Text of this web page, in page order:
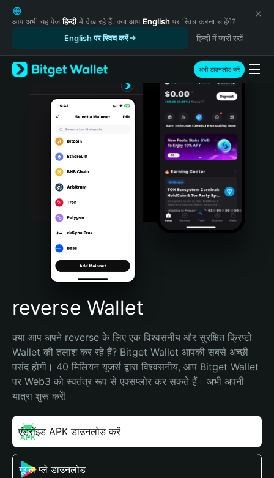
English
日本語
Русский
Español (Latinoamérica)
Türkçe
Português (Portugal)
Bahasa Indonesia
Português (Brasil)
Español (Argentina)
आप अभी यह पेजहिन्दीमें देख रहे हैं. क्या आप English पर स्विच करना चाहेंगे?
English पर स्विच करें
हिन्दी में जारी रखें
अभी डाउनलोड करें
reverse Wallet
क्या आप अपने reverse के लिए एक विश्वसनीय और सुरक्षित क्रिप्टो
Wallet की तलाश कर रहे हैं? Bitget Wallet आपकी सबसे अच्छी
पसंद होगी। 40 मिलियन यूजर्स द्वारा विश्वसनीय, आप Bitget Wallet
पर Web3 को स्वतंत्र रूप से एक्सप्लोर कर सकते हैं। अभी अपनी
यात्रा शुरू करें!
एंड्रॉइड APK डाउनलोड करें
गूगल प्ले डाउनलोड